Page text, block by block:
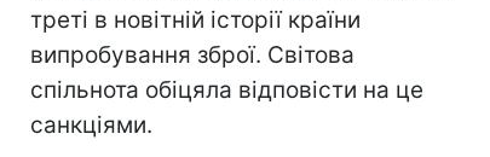
треті в новітній історії країни
випробування зброї. Світова
спільнота обіцяла відповісти на це
санкціями.